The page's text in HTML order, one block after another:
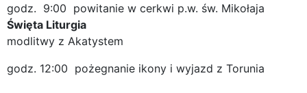
godz. 9:00 powitanie w cerkwi p.w. św. Mikołaja
Święta Liturgia
modlitwy z Akatystem
godz. 12:00 pożegnanie ikony i wyjazd z Torunia